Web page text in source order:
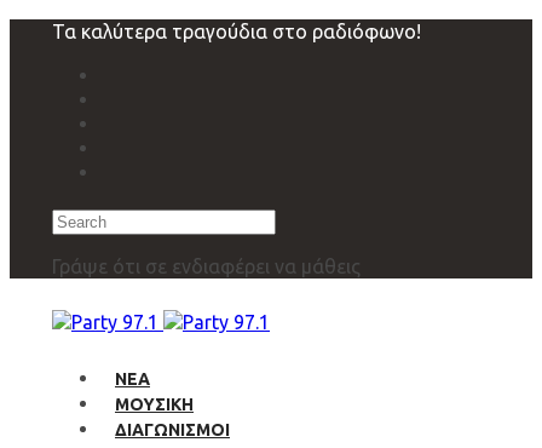
navigation
Τα καλύτερα τραγούδια στο ραδιόφωνο!
Search
Γράψε ότι σε ενδιαφέρει να μάθεις
ΝΕΑ
ΜΟΥΣΙΚΗ
ΔΙΑΓΩΝΙΣΜΟΙ